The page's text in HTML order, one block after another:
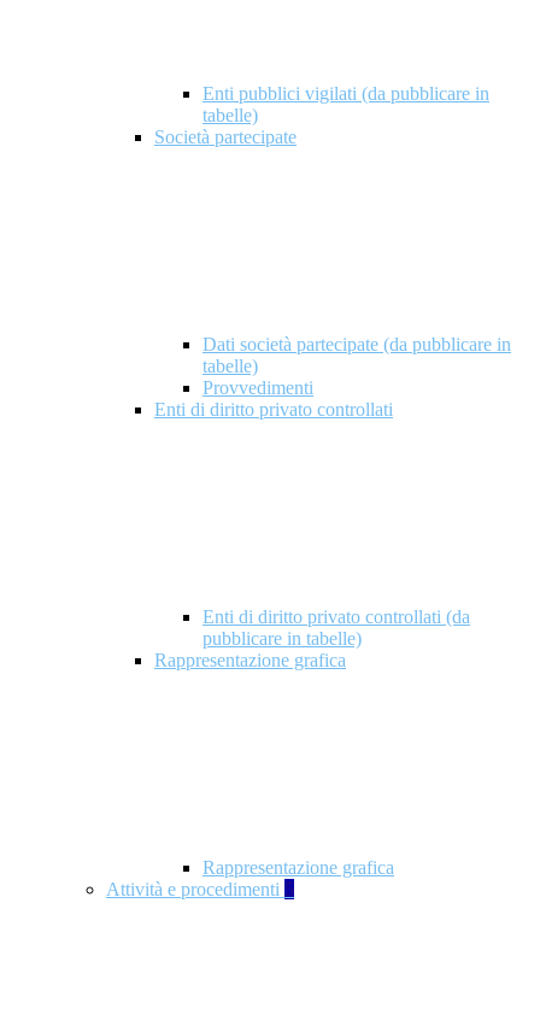
Enti pubblici vigilati (da pubblicare in
tabelle)
Società partecipate
Dati società partecipate (da pubblicare in
tabelle)
Provvedimenti
Enti di diritto privato controllati
Enti di diritto privato controllati (da
pubblicare in tabelle)
Rappresentazione grafica
Rappresentazione grafica
Attività e procedimenti 5